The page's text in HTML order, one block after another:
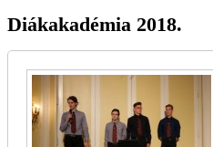
Diákakadémia 2018.